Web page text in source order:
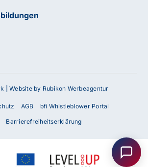
oder benötigen Sie
für Sie da! Nehmen Sie jetzt
– wir freuen uns auf Ihre Anfrage.
|Website by Rubikon Werbeagentur
AGB bfi Whistleblower Portal
Barrierefreiheitserklärung